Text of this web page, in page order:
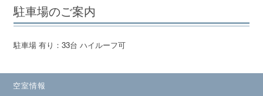
駐車場のご案内
駐車場 有り：33台 ハイルーフ可
空室情報